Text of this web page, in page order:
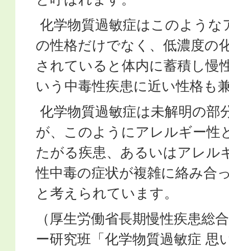
化学物質過敏症はこのような
の性格だけでなく、低濃度の
されていると体内に蓄積し慢
いう中毒性疾患に近い性格も
化学物質過敏症は未解明の部
が、このようにアレルギー性
たがる疾患、あるいはアレル
性中毒の症状が複雑に絡み合
と考えられています。
（厚生労働省長期慢性疾患総
ー研究班「化学物質過敏症 思